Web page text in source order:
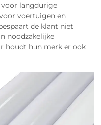
langdurige
voertuigen en
de klant niet
noodzakelijke
houdt hun merk er ook